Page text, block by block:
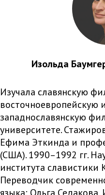
Изольда
Изучала славянскую
восточноевропейскую
западнославянскую
университете.
Ефима Эткинда и
(США). 1990–1992 гг.
института славистики
Переводчик
языка: Ольга